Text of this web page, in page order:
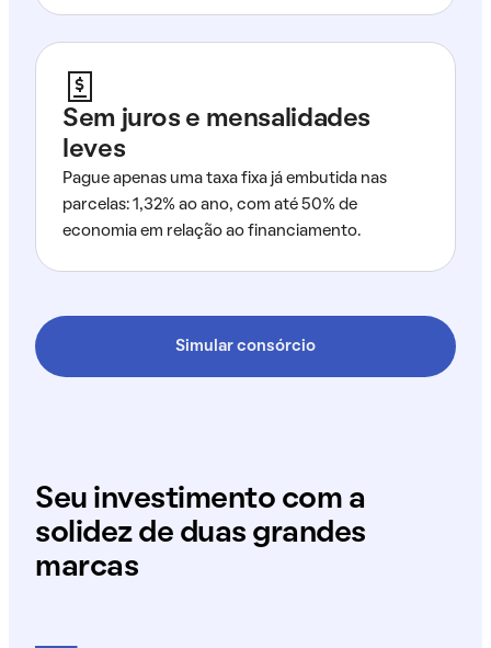
Sem juros e mensalidades
leves
Pague apenas uma taxa fixa já embutida nas
parcelas: 1,32% ao ano, com até 50% de
economia em relação ao financiamento.
Simular consórcio
Seu investimento com a
solidez de duas grandes
marcas